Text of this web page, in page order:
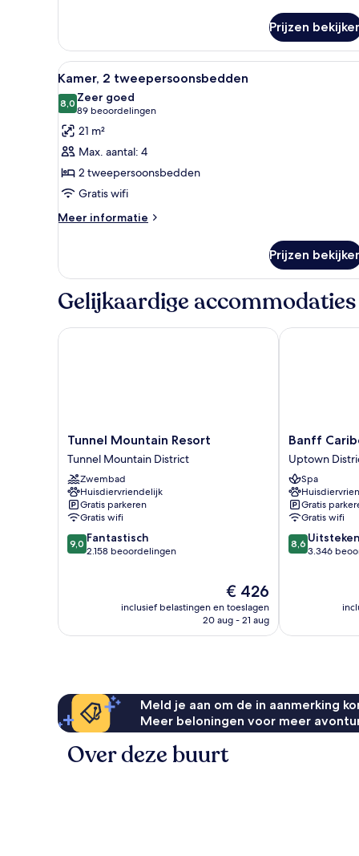
(Suite)
Prijzen
Alle
foto's
voor
Kamer,
2
tweepersoonsbedden
laden
Kamer, 2
6
Kamer, 2 tweepersoonsbedden
8,08,0 van 10
Zeer goed
89 beoordelingen
(89
beoordelingen)
21 m²
Max. aantal: 4
2 tweepersoonsbedden
Gratis wifi
Meer informatie
Meer
2
tweepersoonsbedden
Prijzen
Gelijkaardige accommodaties
Tunnel
Mountain
Resort
Tunnel
Mountain
District
Tunnel Mountain Resort
Tunnel Mountain District
Zwembad
Huisdiervriendelijk
Gratis parkeren
Gratis wifi
9.0
van
beoordelingen
9,0 Fantastisch
2.158 beoordelingen
De
prijs
is
€ 426
inclusief belastingen en toeslagen
20 aug - 21 aug
Tunnel Mountain Resort
Banff
Caribou
Lodge
and
Spa
Uptown
District
Banff
Uptown
Spa
Gratis
Gratis wifi
8.6
van
8,6
3.346
Banff Caribou
Meld je aan om de in aanmerking
Meer beloningen voor meer
Over deze buurt